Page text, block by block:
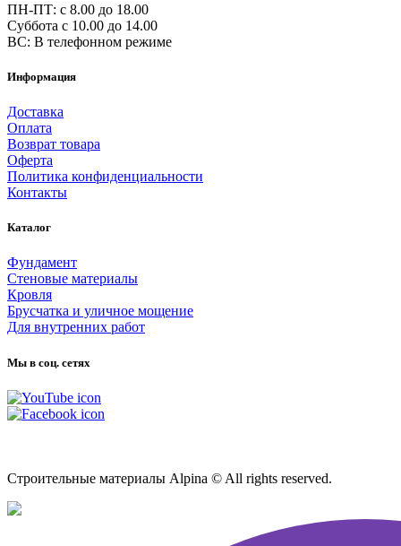
ПН-ПТ: c 8.00 до 18.00
Суббота с 10.00 до 14.00
ВС: В телефонном режиме
Информация
Доставка
Оплата
Возврат товара
Оферта
Политика конфиденциальности
Контакты
Каталог
Фундамент
Стеновые материалы
Кровля
Брусчатка и уличное мощение
Для внутренних работ
Мы в соц. сетях
Строительные материалы Alpina © All rights reserved.